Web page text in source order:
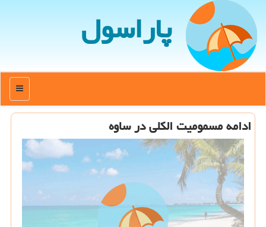
پاراسول
منو
ادامه مسمومیت الكلی در ساوه